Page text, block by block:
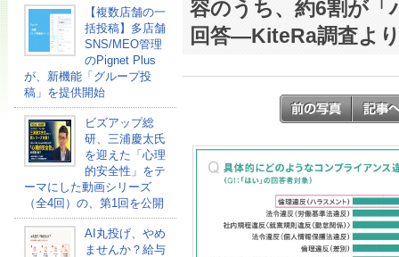
【複数店舗の一
括投稿】多店舗
SNS/MEO管理
のPignet Plus
が、新機能「グループ投
稿」を提供開始
ビズアップ総
研、三浦慶太氏
を迎えた「心理
的安全性」をテ
ーマにした動画シリーズ
（全4回）の、第1回を公開
AI丸投げ、やめ
ませんか？給与
容のうち、約6割が「
回答―KiteRa調査よ